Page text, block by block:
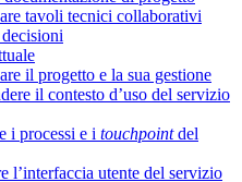
tavoli tecnici collaborativi
il progetto e la sua gestione
il contesto d’uso del servizio
i processi e i touchpointdel
l’interfaccia utente del servizio